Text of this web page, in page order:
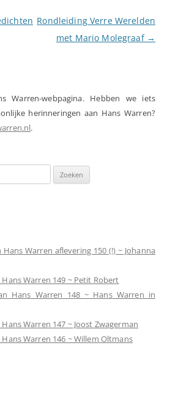
Rondleiding Verre Werelden
met Mario Molegraaf →
Warren-webpagina. Hebben we iets
herinneringen aan Hans Warren?
.
Warren aflevering 150 (!) ~ Johanna
Warren 149 ~ Petit Robert
Hans Warren 148 ~ Hans Warren in
Warren 147 ~ Joost Zwagerman
Warren 146 ~ Willem Oltmans